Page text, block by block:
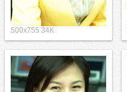
500x755 34K